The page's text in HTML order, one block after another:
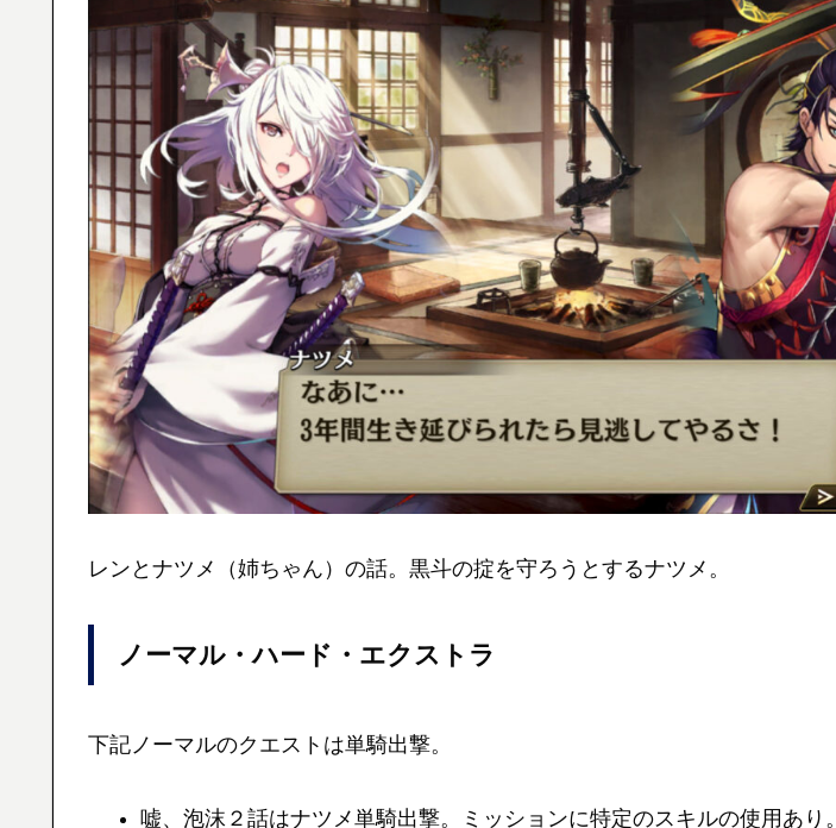
レンとナツメ（姉ちゃん）の話。黒斗の掟を守ろうとするナツメ。
ノーマル・ハード・エクストラ
下記ノーマルのクエストは単騎出撃。
嘘、泡沫２話はナツメ単騎出撃。ミッションに特定のスキルの使用あり。